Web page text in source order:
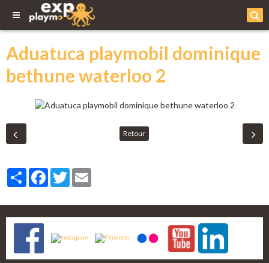
Aduatuca playmobil dominique
bethune waterloo 2
Retour
PartagerFacebook
Twitter